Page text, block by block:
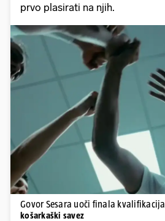
prvo plasirati na njih.
Govor Sesara uoči finala kvalifikacija
košarkaški savez